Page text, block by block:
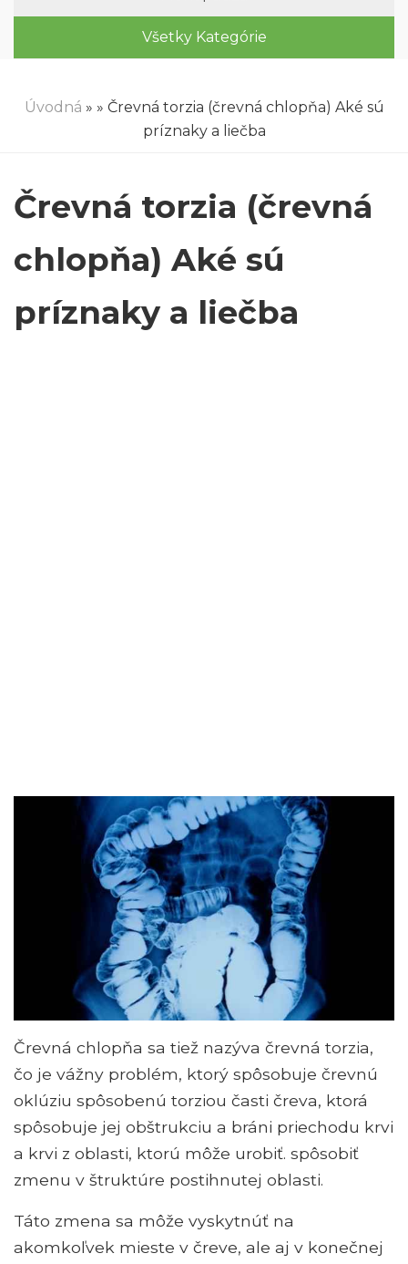
Všetky Kategórie
Úvodná » » Črevná torzia (črevná chlopňa) Aké sú
príznaky a liečba
Črevná torzia (črevná
chlopňa) Aké sú
príznaky a liečba
Črevná chlopňa sa tiež nazýva črevná torzia,
čo je vážny problém, ktorý spôsobuje črevnú
oklúziu spôsobenú torziou časti čreva, ktorá
spôsobuje jej obštrukciu a bráni priechodu krvi
a krvi z oblasti, ktorú môže urobiť. spôsobiť
zmenu v štruktúre postihnutej oblasti.
Táto zmena sa môže vyskytnúť na
akomkoľvek mieste v čreve, ale aj v konečnej